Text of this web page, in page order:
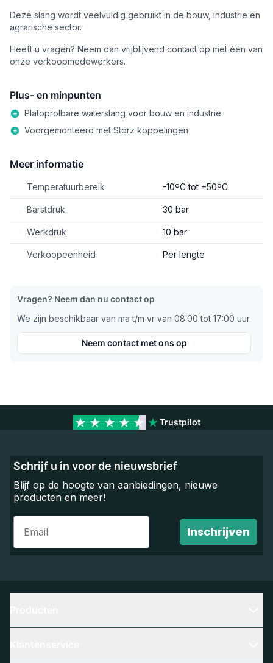
Deze slang wordt veelvuldig gebruikt in de bouw, industrie en
agrarische sector.
Heeft u vragen? Neem dan vrijblijvend contact op met één van
onze verkoopmedewerkers.
Plus- en minpunten
Platoprolbare waterslang voor bouw en industrie
Voorgemonteerd met Storz koppelingen
Meer informatie
Temperatuurbereik -10ºC tot +50ºC
Barstdruk 30 bar
Werkdruk 10 bar
Verkoopeenheid Per lengte
Vragen? Neem dan nu contact op
We zijn beschikbaar van ma t/m vr van 08:00 tot 17:00 uur.
Neem contact met ons op
Trustpilot
Schrijf u in voor de nieuwsbrief
Blijf op de hoogte van aanbiedingen, nieuwe
producten en meer!
Email
Inschrijven